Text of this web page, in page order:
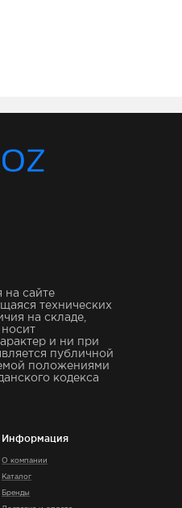
на сайте
технических
на складе,
носит
и ни при
публичной
положениями
кодекса
Информация
О компании
Каталог
Бренды